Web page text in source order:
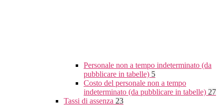
Personale non a tempo indeterminato (da
pubblicare in tabelle) 5
Costo del personale non a tempo
indeterminato (da pubblicare in tabelle) 27
Tassi di assenza 23